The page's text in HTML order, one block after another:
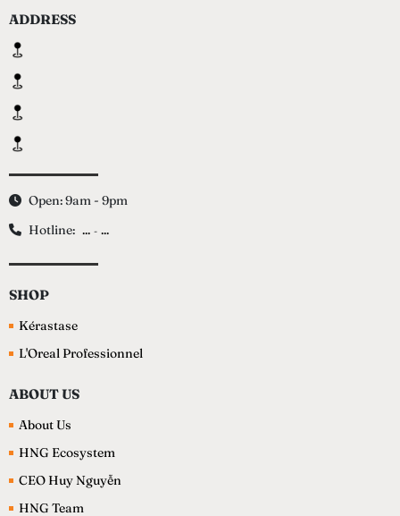
ADDRESS
Open: 9am - 9pm
Hotline: ... - ...
SHOP
Kérastase
L'Oreal Professionnel
ABOUT US
About Us
HNG Ecosystem
CEO Huy Nguyễn
HNG Team